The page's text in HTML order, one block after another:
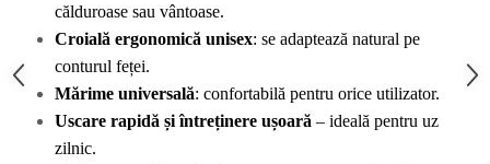
călduroase sau vântoase.
Croială ergonomică unisex: se adaptează natural pe
conturul feței.
Mărime universală: confortabilă pentru orice utilizator.
Uscare rapidă și întreținere ușoară – ideală pentru uz
zilnic.